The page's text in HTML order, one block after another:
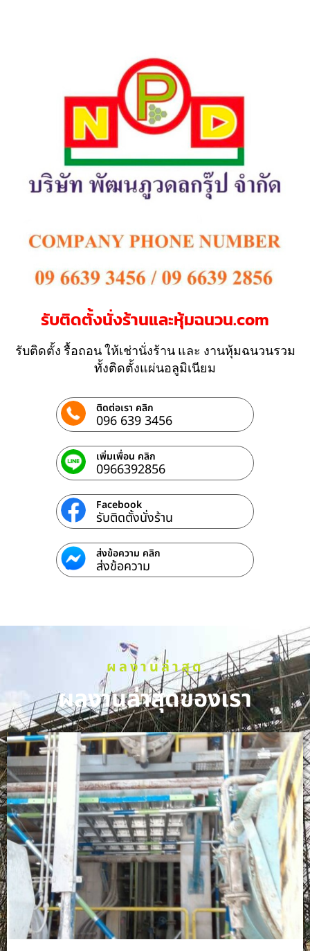
รับติดตั้งนั่งร้านและหุ้มฉนวน.com
รับติดตั้ง รื้อถอน ให้เช่านั่งร้าน และ งานหุ้มฉนวนรวม
ทั้งติดตั้งแผ่นอลูมิเนียม
ติดต่อเรา คลิก
096 639 3456
เพิ่มเพื่อน คลิก
0966392856
Facebook
รับติดตั้งนั่งร้าน
ส่งข้อความ คลิก
ส่งข้อความ
ผลงานล่าสุด
ผลงานล่าสุดของเรา